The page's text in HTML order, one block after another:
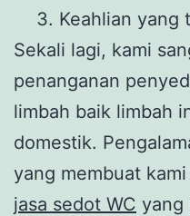
Keahlian yang
Sekali lagi, kami
penanganan
limbah baik limbah
domestik.
yang membuat
jasa sedot WC yang